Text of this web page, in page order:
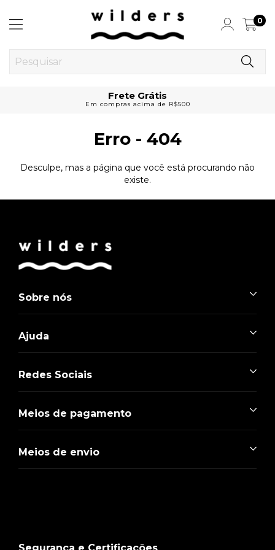
0
Frete Grátis
Em compras acima de R$500
Erro - 404
Desculpe, mas a página que você está procurando não
existe.
Sobre nós
Ajuda
Redes Sociais
Meios de pagamento
Meios de envio